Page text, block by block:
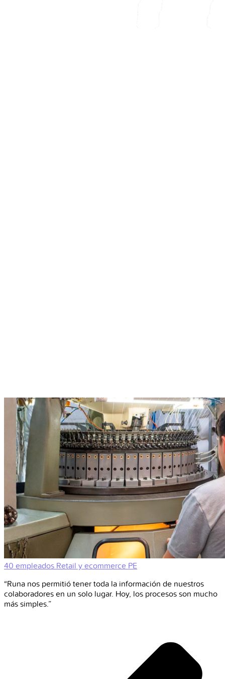
40 empleados Retail y ecommerce PE
“Runa nos permitió tener toda la información de nuestros
colaboradores en un solo lugar. Hoy, los procesos son mucho
más simples.”